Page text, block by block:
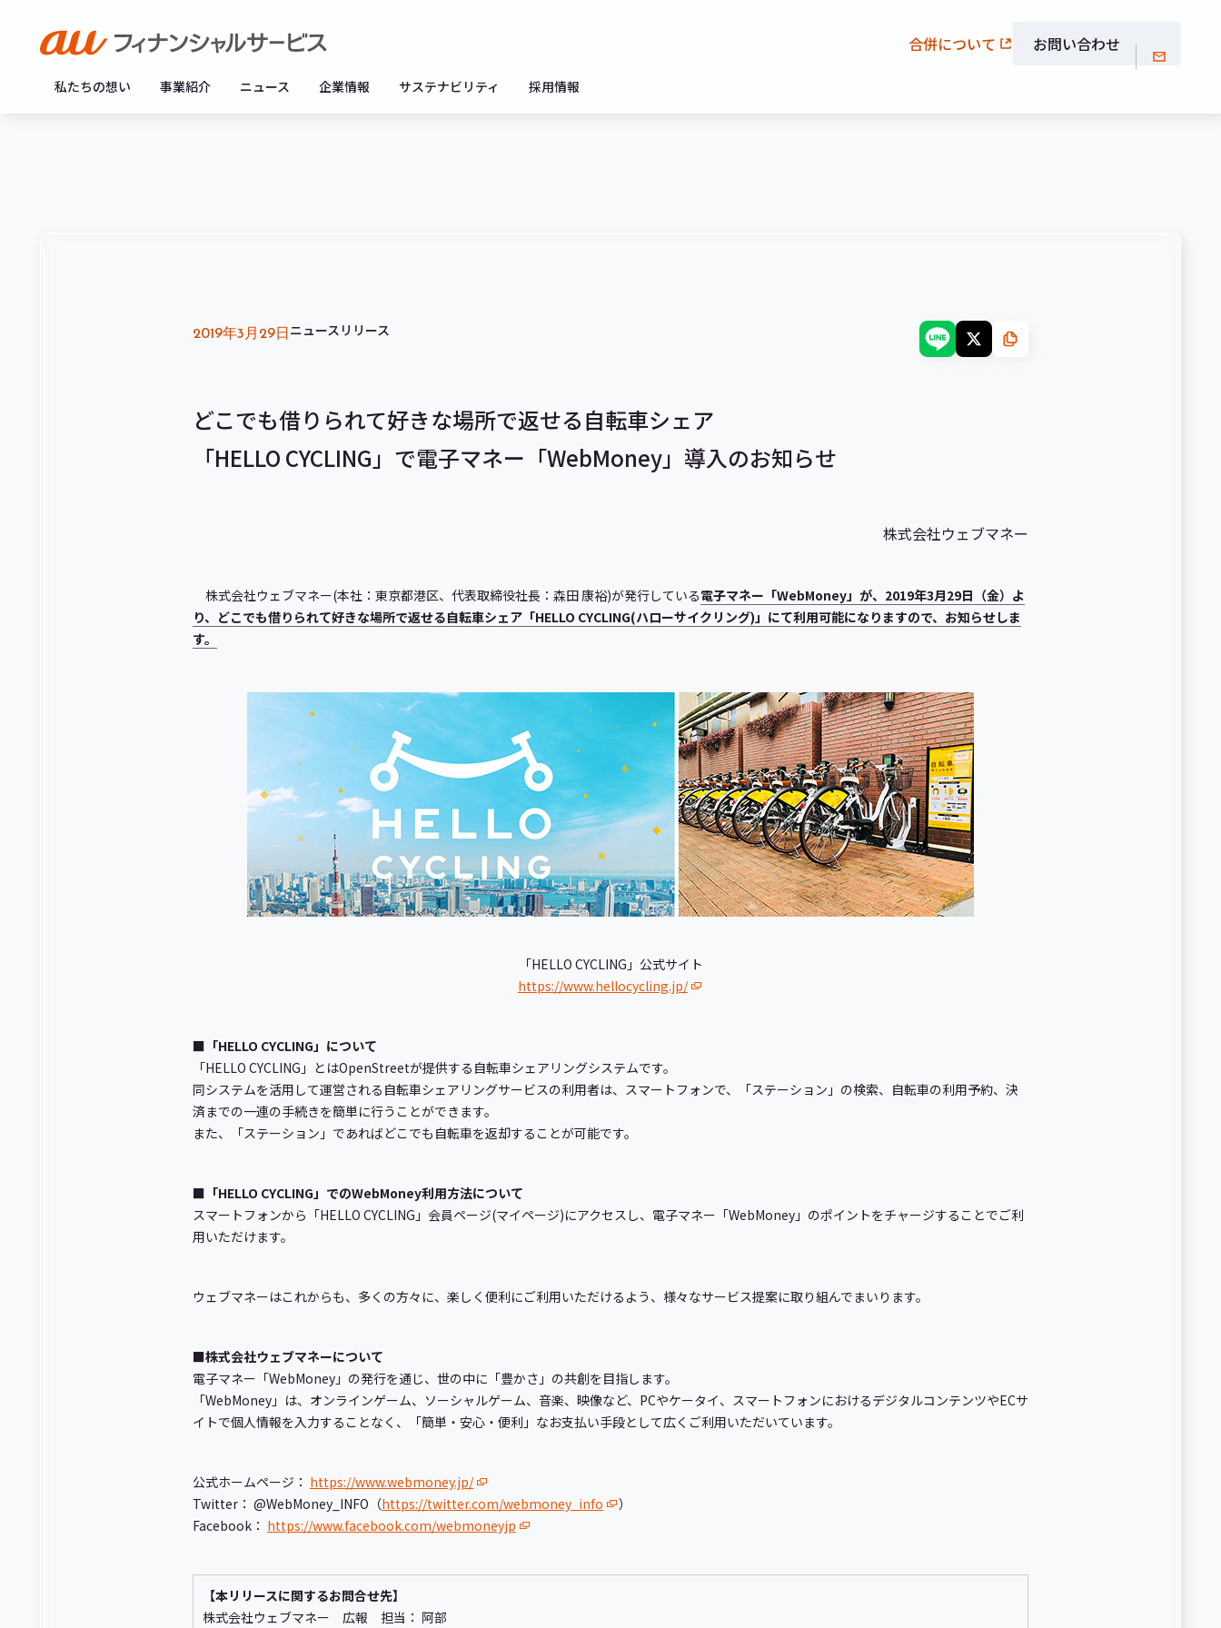
私たちの想い 事業紹介 ニュース 企業情報 サステナビリティ 採用情報
合併について お問い合わせ
2019年3月29日 ニュースリリース
どこでも借りられて好きな場所で返せる自転車シェア
「HELLO CYCLING」で電子マネー「WebMoney」導入のお知らせ
株式会社ウェブマネー
株式会社ウェブマネー(本社：東京都港区、代表取締役社長：森田 康裕)が発行している電子マネー「WebMoney」が、2019年3月29日（金）よ
り、どこでも借りられて好きな場所で返せる自転車シェア「HELLO CYCLING(ハローサイクリング)」にて利用可能になりますので、お知らせしま
す。
「HELLO CYCLING」公式サイト
https://www.hellocycling.jp/
■「HELLO CYCLING」について
「HELLO CYCLING」とはOpenStreetが提供する自転車シェアリングシステムです。
同システムを活用して運営される自転車シェアリングサービスの利用者は、スマートフォンで、「ステーション」の検索、自転車の利用予約、決
済までの一連の手続きを簡単に行うことができます。
また、「ステーション」であればどこでも自転車を返却することが可能です。
■「HELLO CYCLING」でのWebMoney利用方法について
スマートフォンから「HELLO CYCLING」会員ページ(マイページ)にアクセスし、電子マネー「WebMoney」のポイントをチャージすることでご利
用いただけます。
ウェブマネーはこれからも、多くの方々に、楽しく便利にご利用いただけるよう、様々なサービス提案に取り組んでまいります。
■株式会社ウェブマネーについて
電子マネー「WebMoney」の発行を通じ、世の中に「豊かさ」の共創を目指します。
「WebMoney」は、オンラインゲーム、ソーシャルゲーム、音楽、映像など、PCやケータイ、スマートフォンにおけるデジタルコンテンツやECサ
イトで個人情報を入力することなく、「簡単・安心・便利」なお支払い手段として広くご利用いただいています。
公式ホームページ： https://www.webmoney.jp/
Twitter： @WebMoney_INFO（https://twitter.com/webmoney_info
）
Facebook： https://www.facebook.com/webmoneyjp
【本リリースに関するお問合せ先】
株式会社ウェブマネー 広報 担当： 阿部